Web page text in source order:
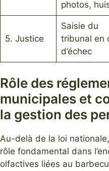
photos,
5. Justice
Saisie du
tribunal en
d’échec
Rôle des
municipales et
la gestion des
Au-delà de la loi
rôle fondamental dans
olfactives liées au